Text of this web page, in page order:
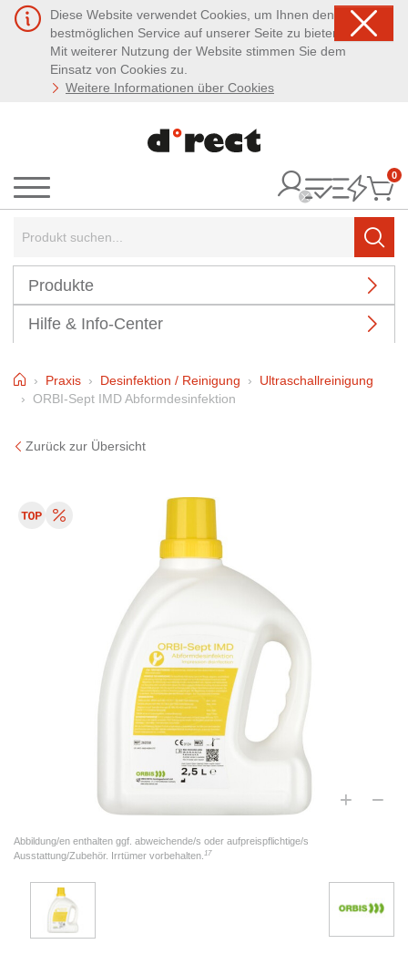
Diese Website verwendet Cookies, um Ihnen den
bestmöglichen Service auf unserer Seite zu bieten.
Mit weiterer Nutzung der Website stimmen Sie dem
Einsatz von Cookies zu.
Weitere Informationen über Cookies
Menü
0
Produkte
Hilfe & Info-Center
HomePraxis Desinfektion / Reinigung
Ultraschallreinigung
ORBI-Sept IMD Abformdesinfektion
Zurück zur Übersicht
Abbildung/en enthalten ggf. abweichende/s oder aufpreispflichtige/s
Ausstattung/Zubehör. Irrtümer vorbehalten. 17